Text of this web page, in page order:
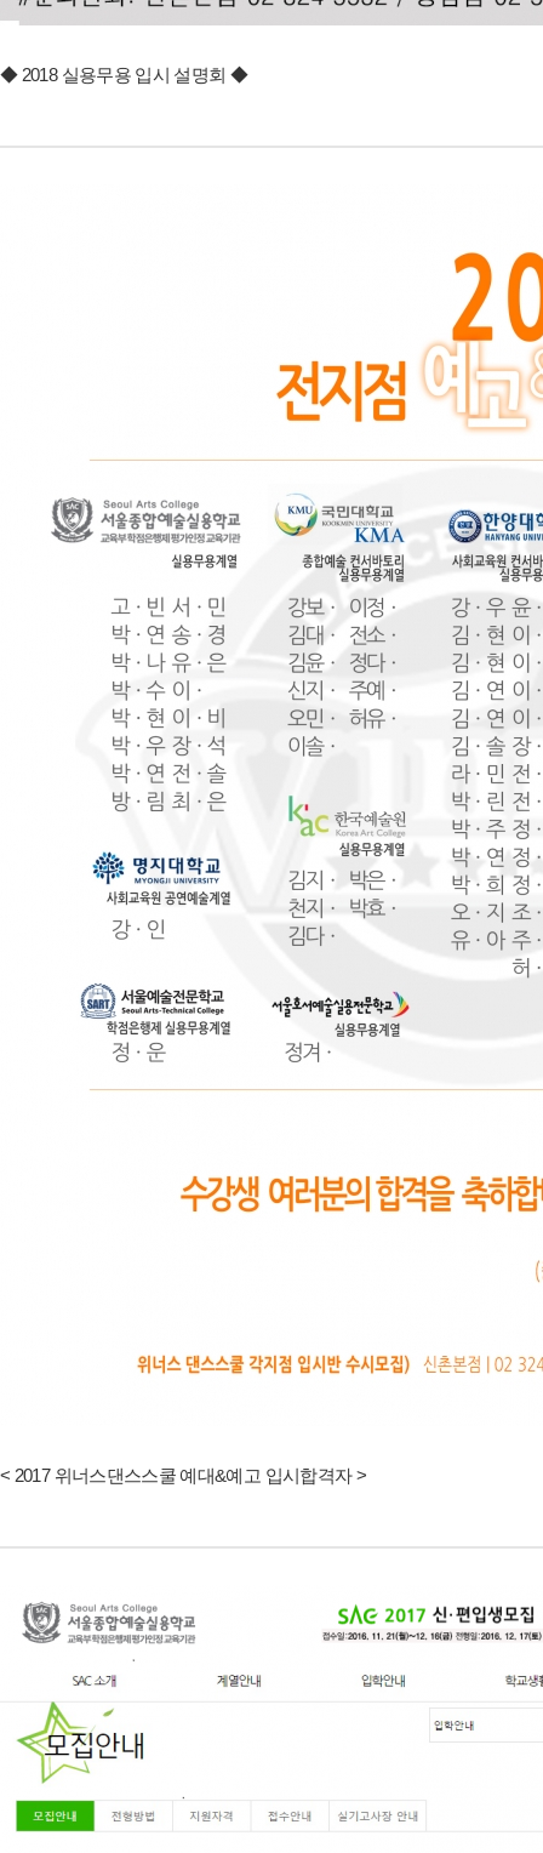
◆ 2018 실용무용 입시 설명회 ◆
< 2017 위너스댄스스쿨 예대&예고 입시합격자 >